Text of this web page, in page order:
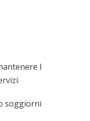
l
soggiorni